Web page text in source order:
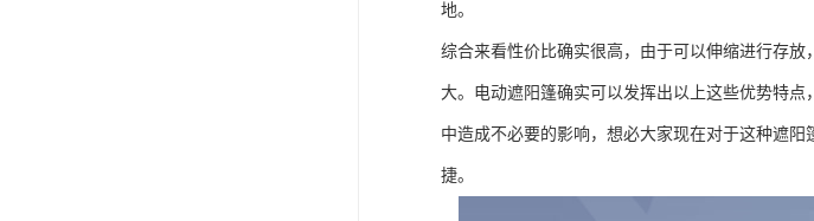
地。
综合来看性价比确实很高，由于可以伸缩进行存
大。电动遮阳篷确实可以发挥出以上这些优势特
中造成不必要的影响，想必大家现在对于这种遮
捷。